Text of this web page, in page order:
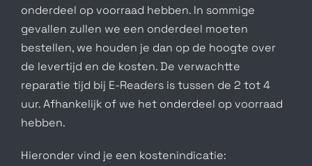
onderdeel op voorraad hebben. In sommige
gevallen zullen we een onderdeel moeten
bestellen, we houden je dan op de hoogte over
de levertijd en de kosten. De verwachtte
reparatie tijd bij E-Readers is tussen de 2 tot 4
uur. Afhankelijk of we het onderdeel op voorraad
hebben.
Hieronder vind je een kostenindicatie: